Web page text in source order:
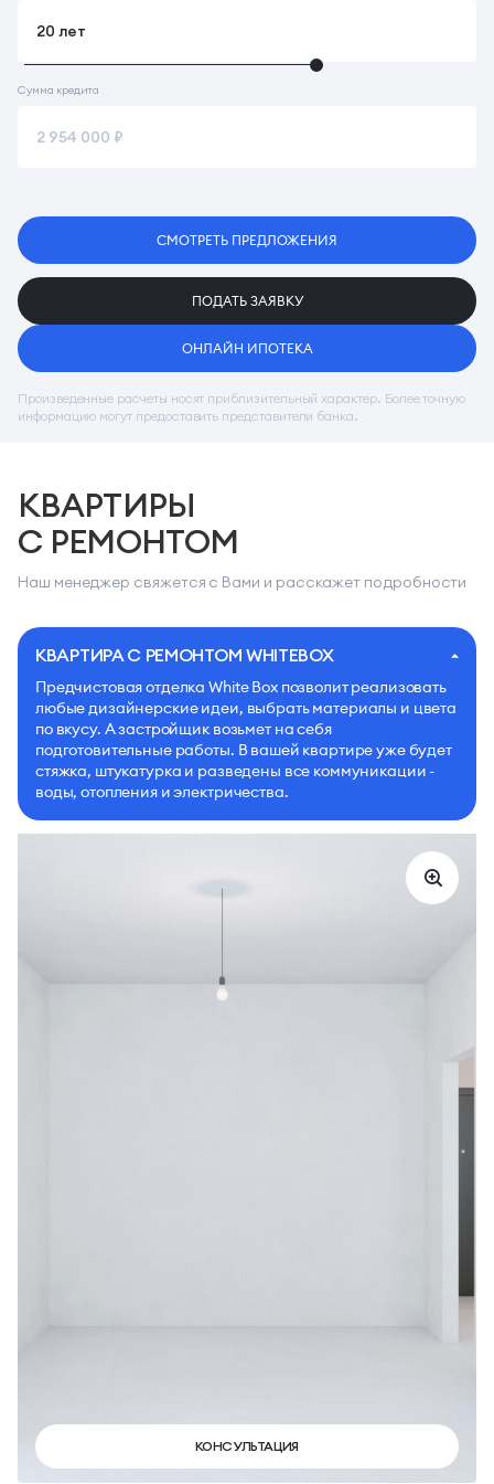
Сумма кредита
СМОТРЕТЬ ПРЕДЛОЖЕНИЯ
ПОДАТЬ ЗАЯВКУ
ОНЛАЙН ИПОТЕКА
Произведенные расчеты носят приблизительный характер. Более точную
информацию могут предоставить представители банка.
КВАРТИРЫ
С РЕМОНТОМ
Наш менеджер свяжется с Вами и расскажет подробности
КВАРТИРА С РЕМОНТОМ WHITEBOX
Предчистовая отделка White Box позволит реализовать
любые дизайнерские идеи, выбрать материалы и цвета
по вкусу. А застройщик возьмет на себя
подготовительные работы. В вашей квартире уже будет
стяжка, штукатурка и разведены все коммуникации -
воды, отопления и электричества.
КОНСУЛЬТАЦИЯ